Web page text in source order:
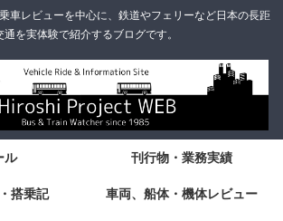
車レビューを中心に、鉄道やフェリーなど日本の長距
通を実体験で紹介するブログです。
ル 刊行物・業務実績
搭乗記 車両、船体・機体レビュー